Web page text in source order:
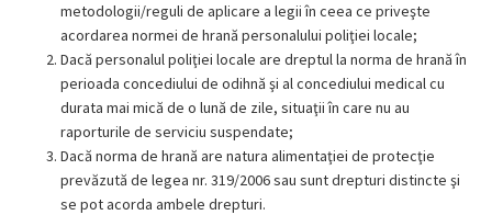
metodologii/reguli de aplicare a legii în ceea ce priveşte
acordarea normei de hrană personalului poliţiei locale;
Dacă personalul poliţiei locale are dreptul la norma de hrană în
perioada concediului de odihnă şi al concediului medical cu
durata mai mică de o lună de zile, situaţii în care nu au
raporturile de serviciu suspendate;
Dacă norma de hrană are natura alimentaţiei de protecţie
prevăzută de legea nr. 319/2006 sau sunt drepturi distincte şi
se pot acorda ambele drepturi.